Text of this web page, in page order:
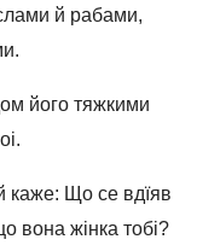
й рабами,
його тяжкими
каже: Що се вдїяв
вона жінка тобі?